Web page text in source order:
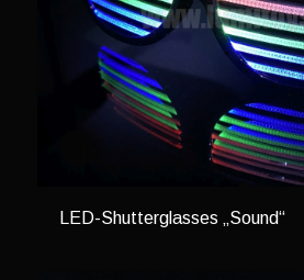
LED-Shutterglasses „Sound“